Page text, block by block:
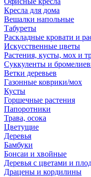
Кресла для дома
Вешалки напольные
Табуреты
Раскладные кровати и
Искусственные цветы
Растения, кусты, мох и
Суккуленты и
Ветки деревьев
Газонные коврики/мох
Кусты
Горшечные растения
Папоротники
Трава, осока
Цветущие
Деревья
Бамбуки
Бонсаи и хвойные
Деревья с цветами и
Драцены и кордилины